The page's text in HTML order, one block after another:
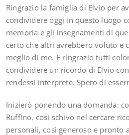
Ringrazio la famiglia di Elvio per
condividere oggi in questo luogo
memoria e gli insegnamenti di
certo che altri avrebbero voluto e
meglio di me. E ringrazio tutti
condividere un ricordo di Elvio
rendessi interprete. Spero di
Inizierò ponendo una domanda:
Ruffino, così schivo nel cercare
personali, così generoso e pronto